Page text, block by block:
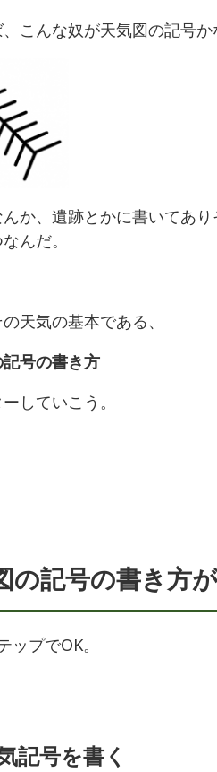
こんな奴が天気図の記号か
んか、遺跡とかに書いてあ
んだ。
天気の基本である、
号の書き方
していこう。
の記号の書き方
ップでOK。
記号を書く